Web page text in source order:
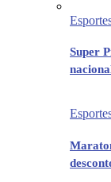
Super